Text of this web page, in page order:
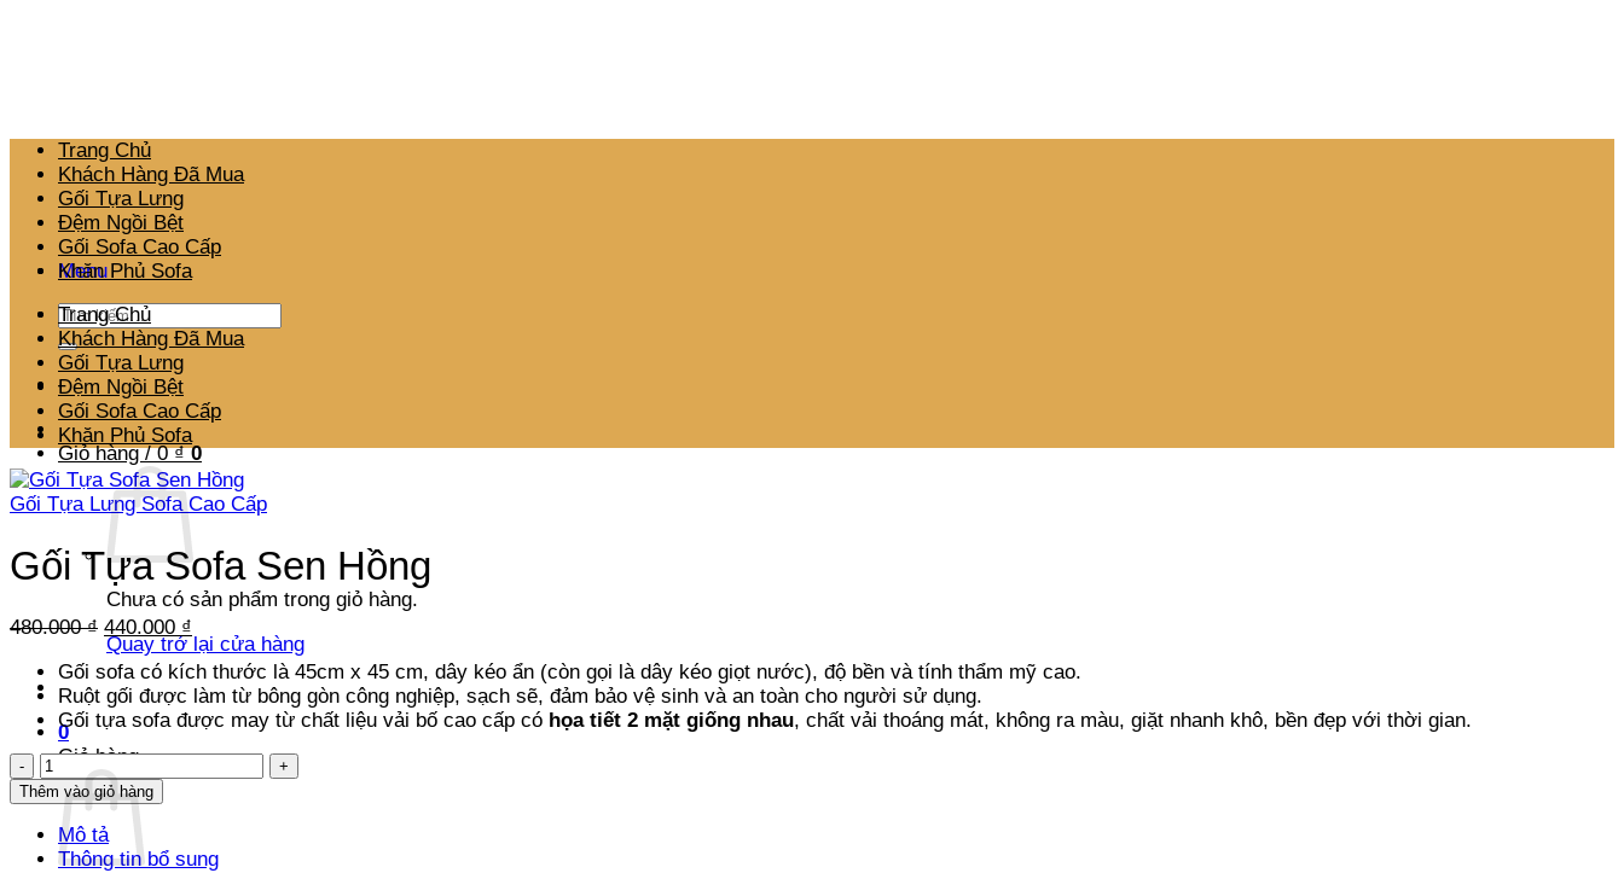
Menu
Tìm
kiếm:
Giỏ hàng /0₫ 0
Chưa có sản phẩm trong giỏ hàng.
Quay trở lại cửa hàng
0
Giỏ hàng
Trang Chủ
Khách Hàng Đã Mua
Gối Tựa Lưng
Đệm Ngồi Bệt
Gối Sofa Cao Cấp
Khăn Phủ Sofa
Trang Chủ
Khách Hàng Đã Mua
Gối Tựa Lưng
Đệm Ngồi Bệt
Gối Sofa Cao Cấp
Khăn Phủ Sofa
Gối Tựa Lưng Sofa Cao Cấp
Gối Tựa Sofa Sen Hồng
480.000₫ Giá
gốc
là:
480.000 ₫.
440.000 ₫
hiện
tại
là:
440.000 ₫.
Gối sofa có kích thước là 45cm x 45 cm, dây kéo ẩn (còn gọi là dây kéo giọt nước), độ bền và tính thẩm mỹ cao.
Ruột gối được làm từ bông gòn công nghiệp, sạch sẽ, đảm bảo vệ sinh và an toàn cho người sử dụng.
Gối tựa sofa được may từ chất liệu vải bố cao cấp có họa tiết 2 mặt giống nhau, chất vải thoáng mát, không ra màu, giặt nhanh khô, bền đẹp với thời gian.
Gối
Tựa
Sofa
Sen
Hồng
Thêm vào giỏ hàng
Mô tả
Thông tin bổ sung